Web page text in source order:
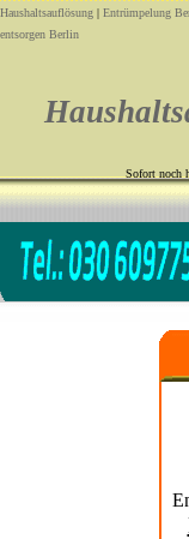
Haushaltsauflösung | Entrümpelung
entsorgen Berlin
Sofort noch